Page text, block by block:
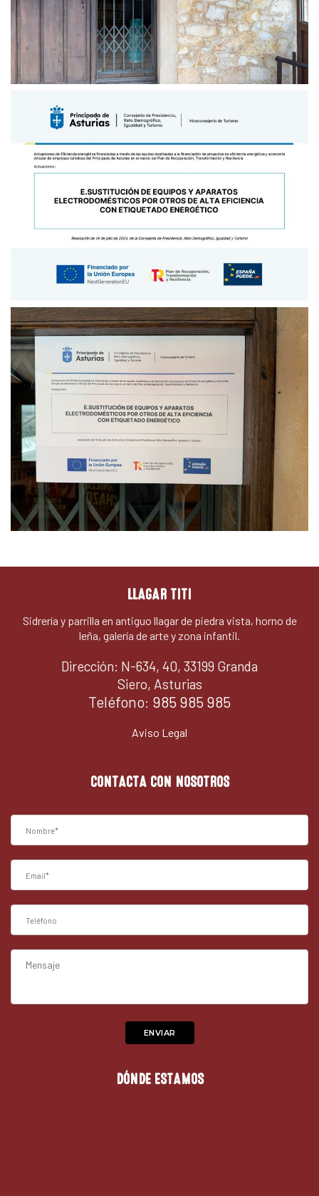
LLAGAR TITI
Sidrería y parrilla en antiguo llagar de piedra vista, horno de
leña, galería de arte y zona infantil.
Dirección: N-634, 40, 33199 Granda
Siero, Asturias
Teléfono: 985 985 985
Aviso Legal
CONTACTA CON NOSOTROS
DÓNDE ESTAMOS